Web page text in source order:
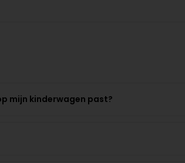
mijn kinderwagen past?